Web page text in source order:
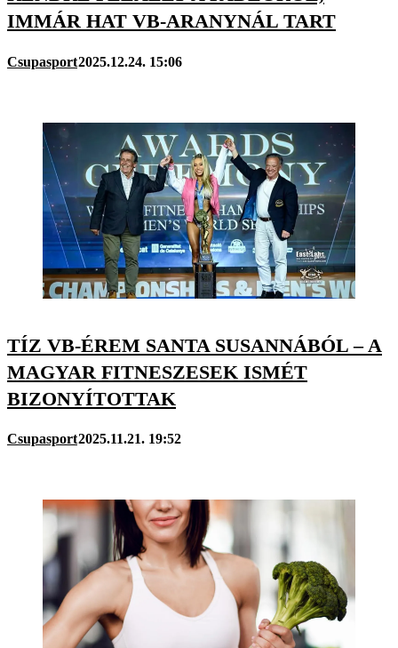
IMMÁR HAT VB-ARANYNÁL TART
Csupasport2025.12.24. 15:06
TÍZ VB-ÉREM SANTA SUSANNÁBÓL – A
MAGYAR FITNESZESEK ISMÉT
BIZONYÍTOTTAK
Csupasport2025.11.21. 19:52